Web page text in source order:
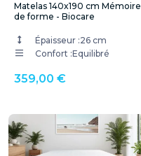
Matelas 140x190 cm Mémoire
de forme - Biocare
Épaisseur :26 cm
Confort :Equilibré
359,00 €